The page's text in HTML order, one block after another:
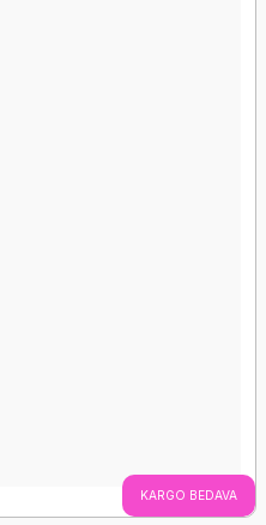
KARGO BEDAVA